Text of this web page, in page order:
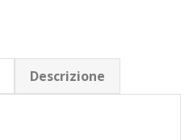
Descrizione